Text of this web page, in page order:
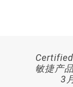
敏捷产
3